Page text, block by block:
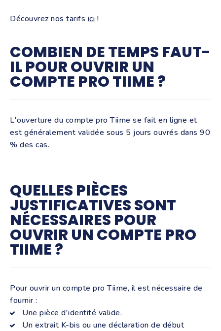
Découvrez nos tarifs ici !
COMBIEN DE TEMPS FAUT-
IL POUR OUVRIR UN
COMPTE PRO TIIME ?
L'ouverture du compte pro Tiime se fait en ligne et
est généralement validée sous 5 jours ouvrés dans 90
% des cas.
QUELLES PIÈCES
JUSTIFICATIVES SONT
NÉCESSAIRES POUR
OUVRIR UN COMPTE PRO
TIIME ?
Pour ouvrir un compte pro Tiime, il est nécessaire de
fournir :
Une pièce d'identité valide.
Un extrait K-bis ou une déclaration de début